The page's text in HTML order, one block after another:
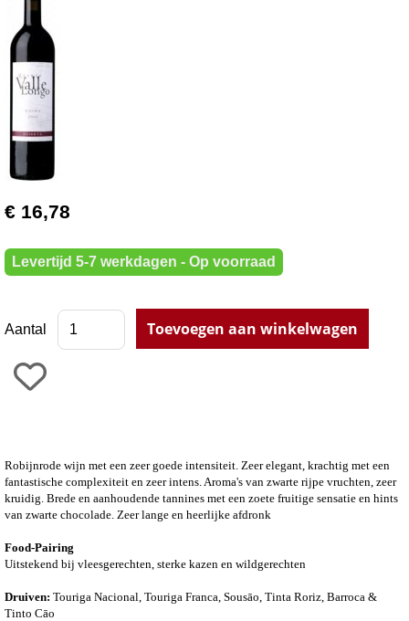
€ 16,78
Levertijd 5-7 werkdagen - Op voorraad
Aantal
Robijnrode wijn met een zeer goede intensiteit. Zeer elegant, krachtig met een
fantastische complexiteit en zeer intens. Aroma's van zwarte rijpe vruchten, zeer
kruidig. Brede en aanhoudende tannines met een zoete fruitige sensatie en hints
van zwarte chocolade. Zeer lange en heerlijke afdronk
Food-Pairing
Uitstekend bij vleesgerechten, sterke kazen en wildgerechten
Druiven: Touriga Nacional, Touriga Franca, Sousāo, Tinta Roriz, Barroca &
Tinto Cāo